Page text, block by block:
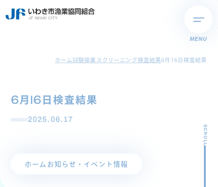
MENU
ホーム試験操業スクリーニング検査結果6月16日検査結果
6月16日検査結果
2025.06.17
ホーム お知らせ・イベント情報
SCROLL